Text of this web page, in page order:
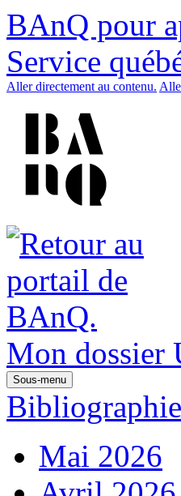
BAnQ pour
Service
Aller directement au contenu.
Mon dossier
Sous-menu
Mai 2026